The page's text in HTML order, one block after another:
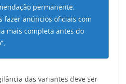
permanente.
fazer anúncios oficiais com
mais completa antes do
das variantes deve ser